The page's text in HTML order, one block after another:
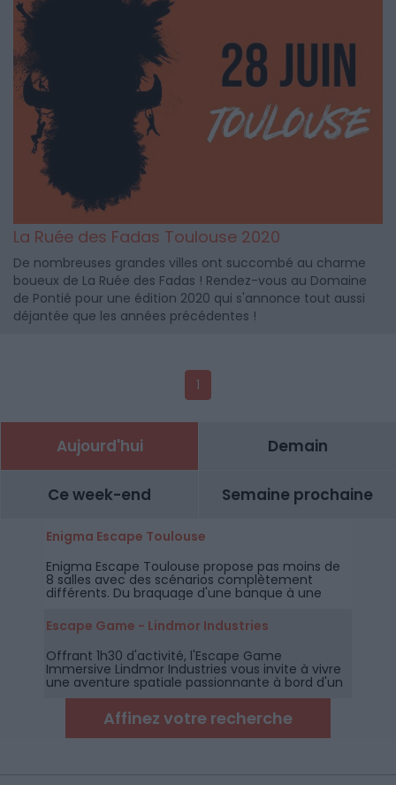
La Ruée des Fadas Toulouse 2020
De nombreuses grandes villes ont succombé au charme
boueux de La Ruée des Fadas ! Rendez-vous au Domaine
de Pontié pour une édition 2020 qui s'annonce tout aussi
déjantée que les années précédentes !
1
Aujourd'hui Demain
Ce week-end Semaine prochaine
Enigma Escape Toulouse
Enigma Escape Toulouse propose pas moins de
8 salles avec des scénarios complètement
différents. Du braquage d'une banque à une
maisons hantées et un show télévisé, il y en a
pour tous les goûts.
Escape Game - Lindmor Industries
Offrant 1h30 d'activité, l'Escape Game
Immersive Lindmor Industries vous invite à vivre
une aventure spatiale passionnante à bord d'un
vaisseau fantôme en perdition.
Affinez votre recherche